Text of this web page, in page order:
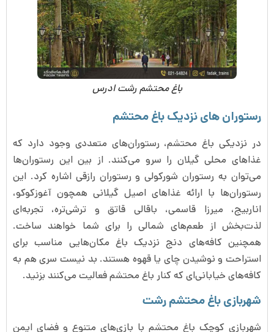
باغ محتشم رشت ادرس
رستوران های نزدیک باغ محتشم
در نزدیکی باغ محتشم، رستوران‌های متعددی وجود دارد که
غذاهای محلی گیلان را سرو می‌کنند. از بین این رستوران‌ها
می‌توان به رستوران شورکولی و رستوران رازقی اشاره کرد. این
رستوران‌ها با ارائه غذاهای اصیل گیلانی همچون آغوزکوکو،
اناربیج، میرزا قاسمی، باقالی قاتق و ترشی‌تره، تجربه‌ای
لذت‌بخش از طعم‌های شمالی را برای شما خواهند ساخت.
همچنین کافه‌های دنج نزدیک باغ مکان‌هایی مناسب برای
استراحت و نوشیدن چای یا قهوه هستند. بد نیست سری هم به
کافه‌های خیابانی‌ای که کنار باغ محتشم فعالیت می‌کنند بزنید.
شهربازی باغ محتشم رشت
شهربازی کوچک باغ محتشم با بازی‌های متنوع و فضای ایمن